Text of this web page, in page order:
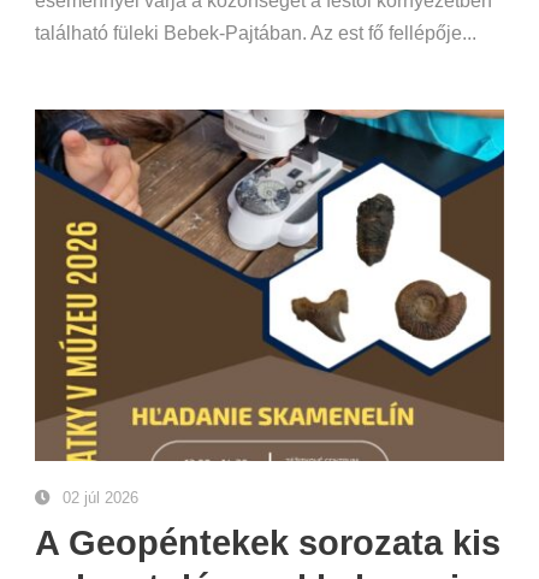
található füleki Bebek-Pajtában. Az est fő fellépője...
02 júl 2026
A Geopéntekek sorozata kis